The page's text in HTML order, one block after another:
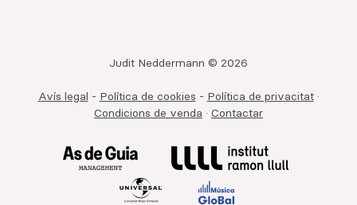
Judit Neddermann © 2026
Avís legal - Política de cookies - Política de privacitat·
Condicions de venda · Contactar